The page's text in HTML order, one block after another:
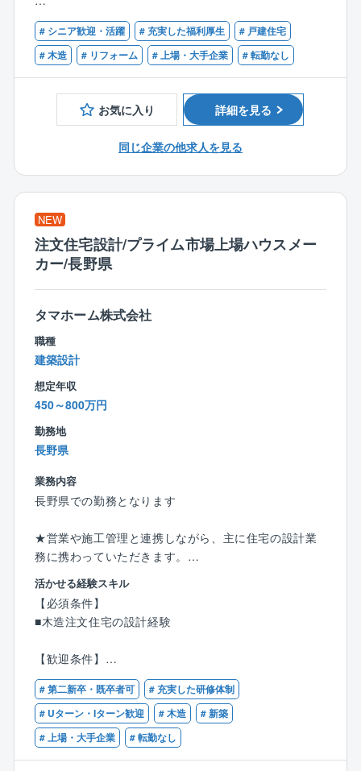
同社で建築されたお施主様に対して、住宅を長持ちさ
せる工事やリフォーム工事のご提案（保証の充実化、
増改築、省エネ住宅化のご提案）を行います。
同社では住宅引き渡し10年後、保証延長を行うかどう
かの確認を行っており、延長される場合は白蟻駆除の
薬をまいたり、外壁のやり替え工事（サイリング）等
を行います。
リフォーム営業職はこの際に、保証延長をいただき、
最適な補償工事をご提案する営業となります。
■業務詳細：
基本タマホーム株式会社で住宅を購入された方へのア
プローチとなりますので、すべて既存のお客様となり
基本的に関係性が良い方が多いです。
電話/メール等で問い合わせがあったお客様へのリフォ
ーム工事のご提案となり、一部、店舗へ新規来場した
お客様を対応する場合もあります。
月に3～4件のアプローチを行います。※支店ごとに変動
■働き方：
残業は月あたり10～20時間程度となり、支店は18時に
クローズするため、基本18時帰りが可能です。
■稼いでいる方の例：
15年目 係長／年収1,633万円（月収43.4万円＋歩合
＋賞与＋残業代）
７年目 係長／年収1,035万円（月収30.8万円＋歩合＋
賞与＋残業代）
賞与＋残業代）
２年目 主任／年収862万円（月収29.5万円＋歩合＋
賞与＋残業代）
■福利厚生：
暇制度など福利厚生の充実度向上を図り、従業員が健
康で安心して働ける環境の整備への取り組みをより一
層積極的、継続的に推進してまいります。
■同社について：
「日本の家は高すぎる」。今から20数年前、創業者の
【歓迎条件】
■１級建築施工管理技士または一級建築士の資格をお持
ちの方
■２級建築施工管理技士や、二級建築士の資格をお持ち
の方
# シニア歓迎・活躍 # 充実した福利厚生
# 戸建住宅
# 木造
# リフォーム # 上場・大手企業 # 転勤なし
お気に入り 詳細を見る
同じ企業の他求人を見る
NEW
注文住宅設計/プライム市場上場ハウスメー
カー/長野県
タマホーム株式会社
職種
建築設計
想定年収
450～800万円
勤務地
長野県
業務内容
長野県での勤務となります
★営業や施工管理と連携しながら、主に住宅の設計業
務に携わっていただきます。
【業務内容】
＜確認申請業務／工事管理業務＞
■営業社員が作成したプランを法律や構造の観点からチ
■図面承認後、確認申請用図面 書類の作成
■現地確認を行い、図面/書類作成後、役所への確認申
請提出
■設計図面通りに工事が行われているかの最終チェック
＜図面/見積作成業務＞
活かせる経験スキル
【必須条件】
■木造注文住宅の設計経験
【歓迎条件】
■建築士資格
■建築施工管理技士資格
■確認申請業務のご経験
# 第二新卒・既卒者可
# 充実した研修体制
# Uターン・Iターン歓迎
# 木造
# 新築
# 上場・大手企業
# 転勤なし